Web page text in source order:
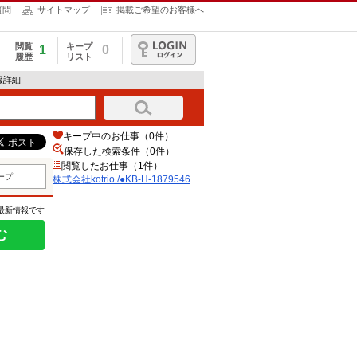
問 サイトマップ 掲載ご希望のお客様へ
閲覧
履歴
1
キープ
リスト
0
ログイン
詳細
プ
新情報です
キープ中のお仕事（0件）
保存した検索条件（0件）
閲覧したお仕事（1件）
株式会社kotrio /●KB-H-1879546